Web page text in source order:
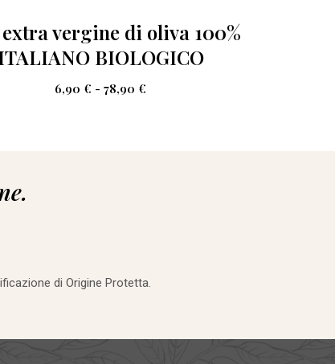
vergine di oliva 100%
BIOLOGICO
6,90 € - 78,90 €
di Origine Protetta.